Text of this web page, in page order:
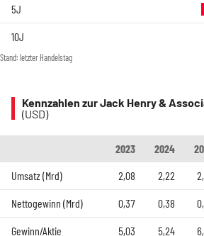
5J
10J
Stand: letzter Handelstag
Kennzahlen zur Jack Henry &
(USD)
2023 2024
Umsatz (Mrd)
2,08 2,22
Nettogewinn (Mrd) 0,37 0,38
Gewinn/Aktie 5,03 5,24